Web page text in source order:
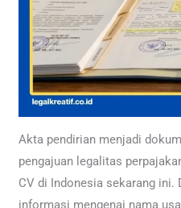
Akta pendirian menjadi
pengajuan legalitas
CV di Indonesia sekarang